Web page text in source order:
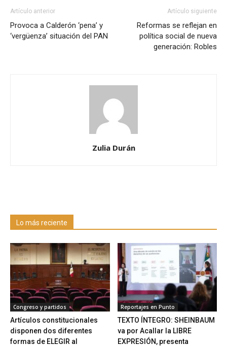
Artículo anterior
Provoca a Calderón ‘pena’ y
‘vergüenza’ situación del PAN
Artículo siguiente
Reformas se reflejan en
política social de nueva
generación: Robles
Zulia Durán
Lo más reciente
Congreso y partidos
Artículos constitucionales
disponen dos diferentes
formas de ELEGIR al
Reportajes en Punto
TEXTO ÍNTEGRO: SHEINBAUM
va por Acallar la LIBRE
EXPRESIÓN, presenta